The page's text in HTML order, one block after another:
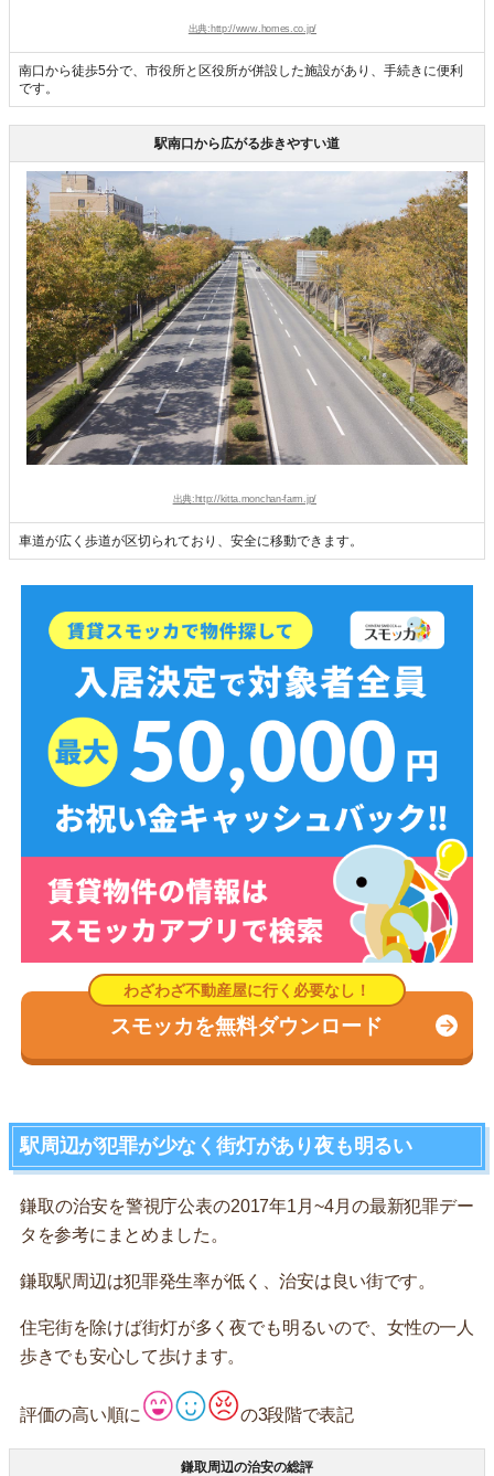
出典:http://www.homes.co.jp/
南口から徒歩5分で、市役所と区役所が併設した施設があり、手続きに便利
です。
駅南口から広がる歩きやすい道
出典:http://kitta.monchan-farm.jp/
車道が広く歩道が区切られており、安全に移動できます。
スモッカを無料ダウンロード
駅周辺が犯罪が少なく街灯があり夜も明るい
鎌取の治安を警視庁公表の2017年1月~4月の最新犯罪デー
タを参考にまとめました。
鎌取駅周辺は犯罪発生率が低く、治安は良い街です。
住宅街を除けば街灯が多く夜でも明るいので、女性の一人
歩きでも安心して歩けます。
評価の高い順に の3段階で表記
鎌取周辺の治安の総評